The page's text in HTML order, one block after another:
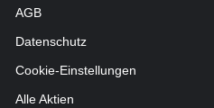
AGB
Datenschutz
Cookie-Einstellungen
Alle Aktien